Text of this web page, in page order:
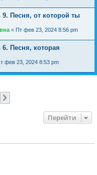
Песня, от которой ты
« Пт фев 23, 2024 8:56 pm
Песня, которая
фев 23, 2024 8:53 pm
Перейти